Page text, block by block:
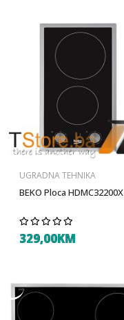
UGRADNA TEHNIKA
BEKO Ploca HDMC32200X
329,00KM